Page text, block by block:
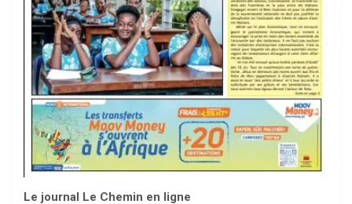
Le journal Le Chemin en ligne